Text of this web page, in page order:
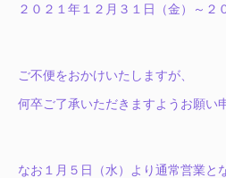
２０２１年１２月３１日（金）～２
ご不便をおかけいたしますが、
何卒ご了承いただきますようお願い
なお１月５日（水）より通常営業と